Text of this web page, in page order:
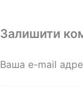
Залишити
Ваша e-mail